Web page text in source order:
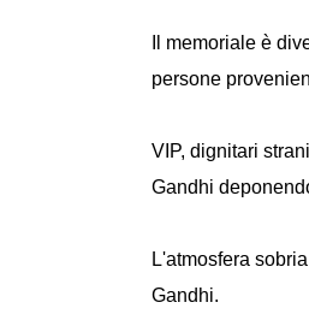
Il memoriale è
persone
VIP, dignitari
Gandhi
L'atmosfera
Gandhi.